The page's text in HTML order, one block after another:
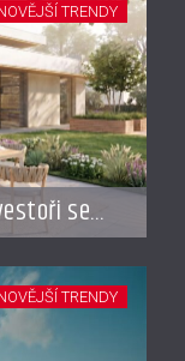
se
top
milionů
TRENDY
TRENDY